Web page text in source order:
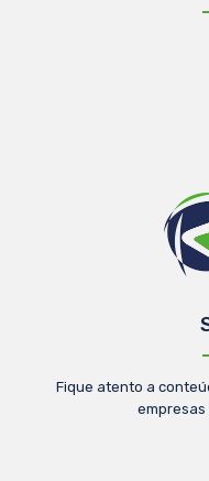
Fique atento a
empresas